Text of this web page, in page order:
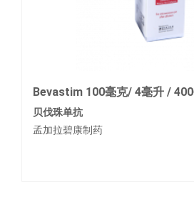
Bevastim 100毫克/ 4毫升 /
贝伐珠单抗
孟加拉碧康制药